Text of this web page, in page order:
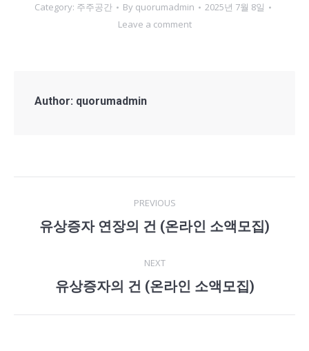
Category: 주주공간 By quorumadmin
2025년 7월 8일
Leave a comment
Author: quorumadmin
navigation
PREVIOUS
Previous
유상증자 연장의 건 (온라인 소액모집)
NEXT
Next
유상증자의 건 (온라인 소액모집)